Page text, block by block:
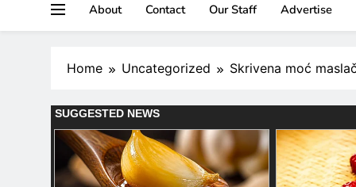
About Contact Our Staff Advertise
Home Uncategorized Skrivena moć